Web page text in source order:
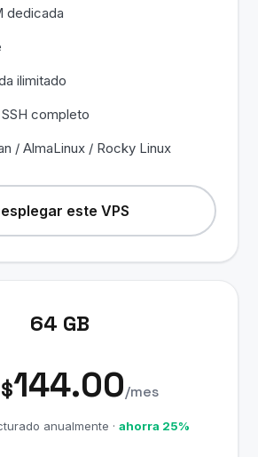
dedicada
ilimitado
completo
/ AlmaLinux / Rocky Linux
este VPS
64 GB
$144.00/mes
anualmente · ahorra 25%